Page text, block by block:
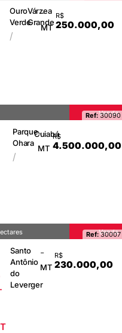
Ouro
Verde
/
Várzea
Grande
-
MT
R$
250.000,00
Venda
Ref:30090
Parque
Ohara
/
Cuiabá
-
MT
R$
4.500.000,00
Venda
Ref:30007
Santo
Antônio
do
Leverger
-
MT
R$
230.000,00